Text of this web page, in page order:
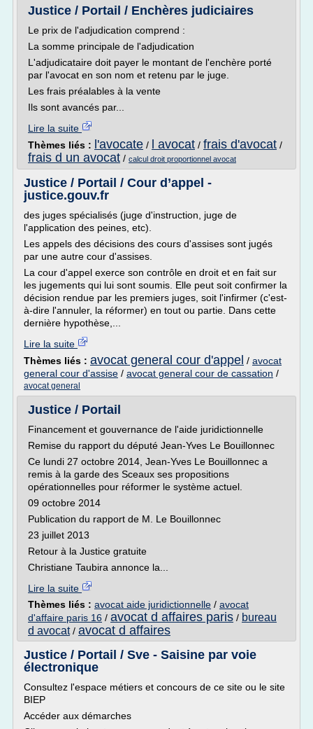
Justice / Portail / Enchères judiciaires
Le prix de l'adjudication comprend :
La somme principale de l'adjudication
L'adjudicataire doit payer le montant de l'enchère porté
par l'avocat en son nom et retenu par le juge.
Les frais préalables à la vente
Ils sont avancés par...
Lire la suite
Thèmes liés :
l'avocate / l avocat / frais d'avocat /
frais d un avocat / calcul droit proportionnel avocat
Justice / Portail / Cour d’appel -
justice.gouv.fr
des juges spécialisés (juge d'instruction, juge de
l'application des peines, etc).
Les appels des décisions des cours d'assises sont jugés
par une autre cour d'assises.
La cour d'appel exerce son contrôle en droit et en fait sur
les jugements qui lui sont soumis. Elle peut soit confirmer la
décision rendue par les premiers juges, soit l'infirmer (c'est-
à-dire l'annuler, la réformer) en tout ou partie. Dans cette
dernière hypothèse,...
Lire la suite
Thèmes liés : avocat general cour d'appel / avocat
general cour d'assise / avocat general cour de cassation /
avocat general
Justice / Portail
Financement et gouvernance de l'aide juridictionnelle
Remise du rapport du député Jean-Yves Le Bouillonnec
Ce lundi 27 octobre 2014, Jean-Yves Le Bouillonnec a
remis à la garde des Sceaux ses propositions
opérationnelles pour réformer le système actuel.
09 octobre 2014
Publication du rapport de M. Le Bouillonnec
23 juillet 2013
Retour à la Justice gratuite
Christiane Taubira annonce la...
Lire la suite
Thèmes liés : avocat aide juridictionnelle / avocat
d'affaire paris 16 / avocat d affaires paris / bureau
d avocat/ avocat d affaires
Justice / Portail / Sve - Saisine par voie
électronique
Consultez l'espace métiers et concours de ce site ou le site
BIEP
Accéder aux démarches